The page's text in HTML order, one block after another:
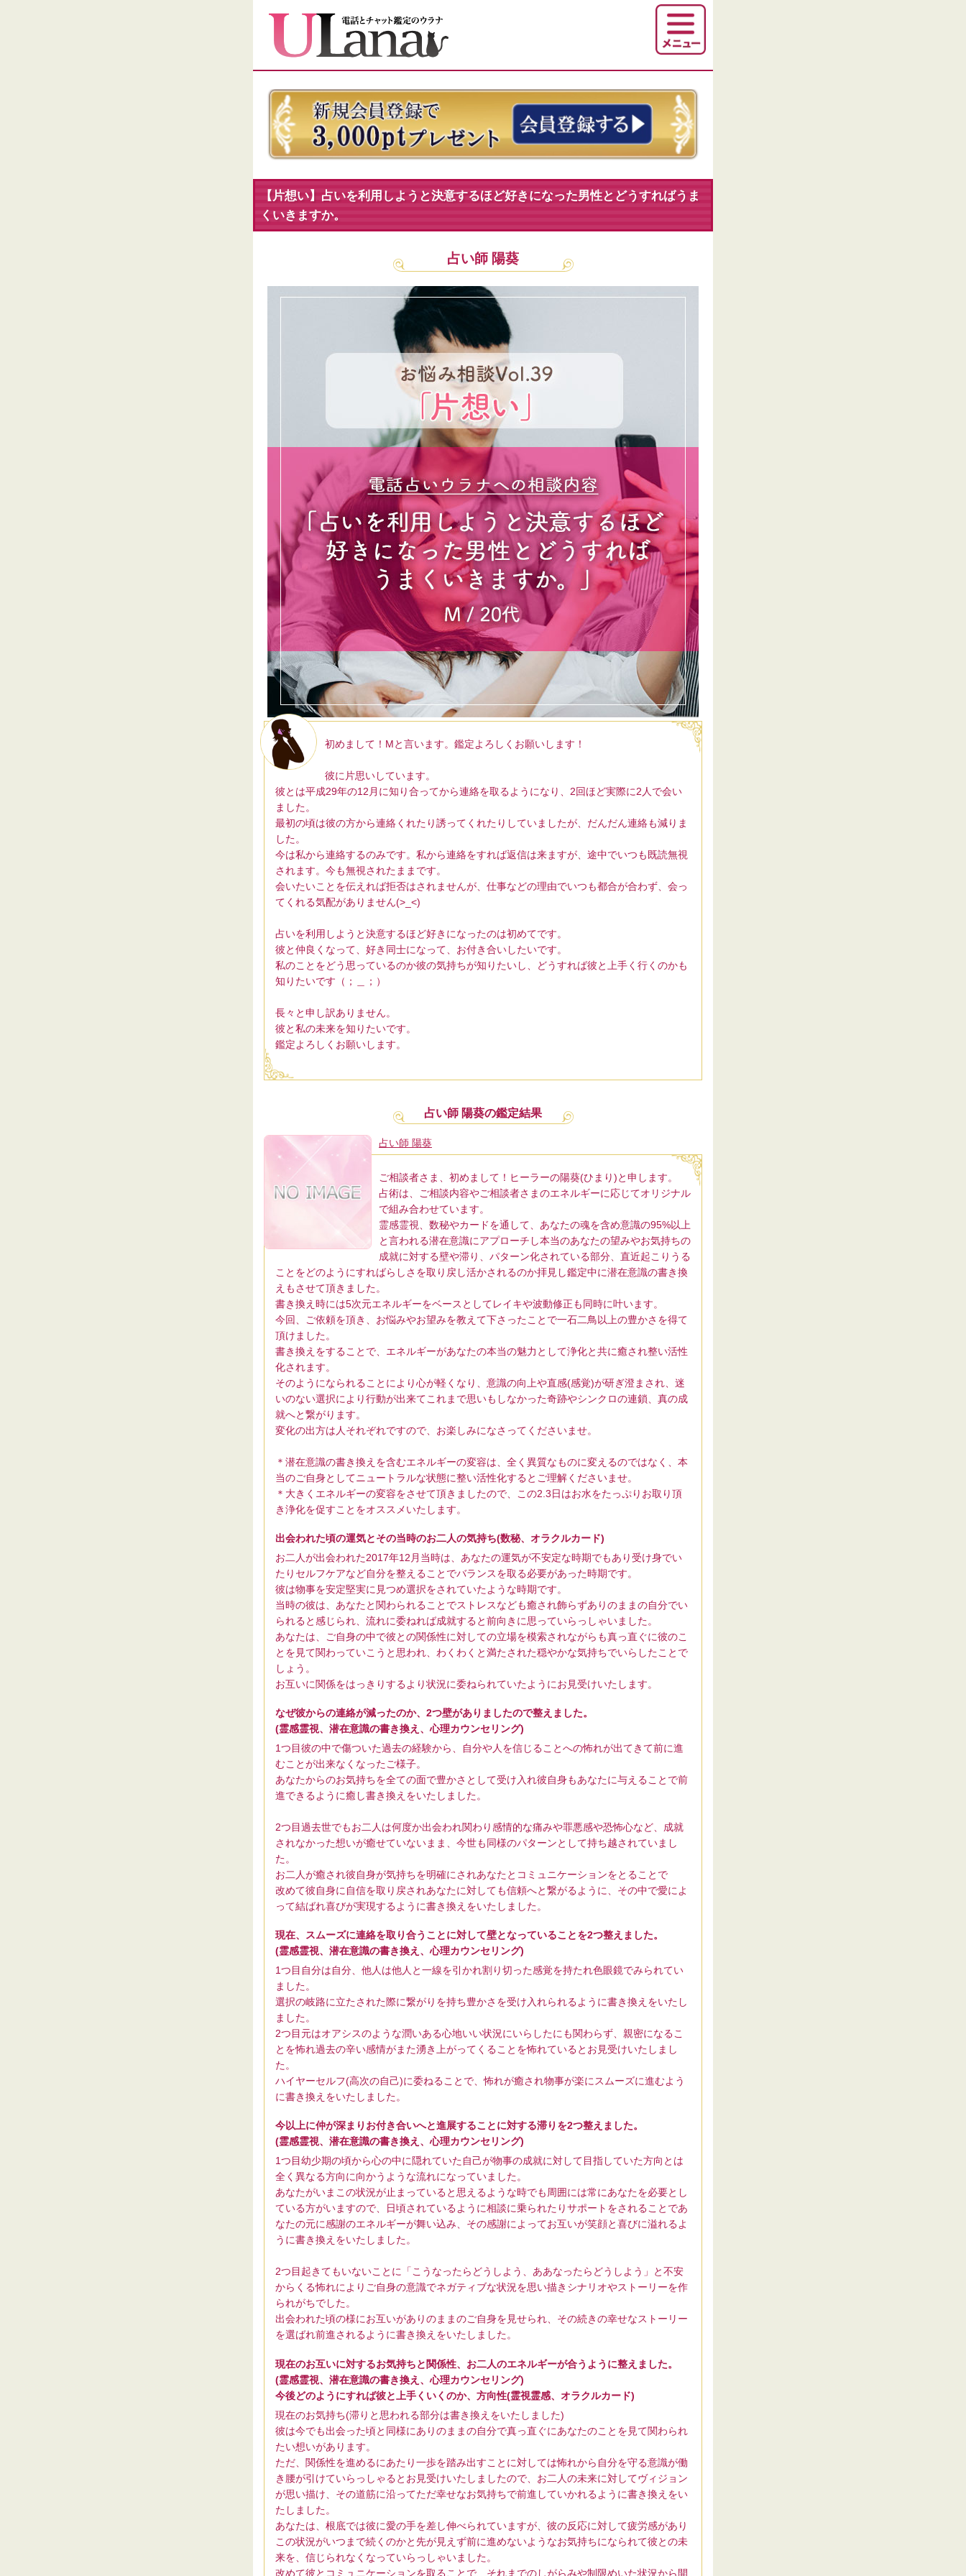
【片想い】占いを利用しようと決意するほど好きになった男性とどうすればうま
くいきますか。
占い師 陽葵
初めまして！Mと言います。鑑定よろしくお願いします！
彼に片思いしています。
彼とは平成29年の12月に知り合ってから連絡を取るようになり、2回ほど実際に2人で会い
ました。
最初の頃は彼の方から連絡くれたり誘ってくれたりしていましたが、だんだん連絡も減りま
した。
今は私から連絡するのみです。私から連絡をすれば返信は来ますが、途中でいつも既読無視
されます。今も無視されたままです。
会いたいことを伝えれば拒否はされませんが、仕事などの理由でいつも都合が合わず、会っ
てくれる気配がありません(>_<)
占いを利用しようと決意するほど好きになったのは初めてです。
彼と仲良くなって、好き同士になって、お付き合いしたいです。
私のことをどう思っているのか彼の気持ちが知りたいし、どうすれば彼と上手く行くのかも
知りたいです（；＿；）
長々と申し訳ありません。
彼と私の未来を知りたいです。
鑑定よろしくお願いします。
占い師 陽葵の鑑定結果
占い師 陽葵
ご相談者さま、初めまして！ヒーラーの陽葵(ひまり)と申します。
占術は、ご相談内容やご相談者さまのエネルギーに応じてオリジナル
で組み合わせています。
霊感霊視、数秘やカードを通して、あなたの魂を含め意識の95%以上
と言われる潜在意識にアプローチし本当のあなたの望みやお気持ちの
成就に対する壁や滞り、パターン化されている部分、直近起こりうる
ことをどのようにすればらしさを取り戻し活かされるのか拝見し鑑定中に潜在意識の書き換
えもさせて頂きました。
書き換え時には5次元エネルギーをベースとしてレイキや波動修正も同時に叶います。
今回、ご依頼を頂き、お悩みやお望みを教えて下さったことで一石二鳥以上の豊かさを得て
頂けました。
書き換えをすることで、エネルギーがあなたの本当の魅力として浄化と共に癒され整い活性
化されます。
そのようになられることにより心が軽くなり、意識の向上や直感(感覚)が研ぎ澄まされ、迷
いのない選択により行動が出来てこれまで思いもしなかった奇跡やシンクロの連鎖、真の成
就へと繋がります。
変化の出方は人それぞれですので、お楽しみになさってくださいませ。
＊潜在意識の書き換えを含むエネルギーの変容は、全く異質なものに変えるのではなく、本
当のご自身としてニュートラルな状態に整い活性化するとご理解くださいませ。
＊大きくエネルギーの変容をさせて頂きましたので、この2.3日はお水をたっぷりお取り頂
き浄化を促すことをオススメいたします。
出会われた頃の運気とその当時のお二人の気持ち(数秘、オラクルカード)
お二人が出会われた2017年12月当時は、あなたの運気が不安定な時期でもあり受け身でい
たりセルフケアなど自分を整えることでバランスを取る必要があった時期です。
彼は物事を安定堅実に見つめ選択をされていたような時期です。
当時の彼は、あなたと関わられることでストレスなども癒され飾らずありのままの自分でい
られると感じられ、流れに委ねれば成就すると前向きに思っていらっしゃいました。
あなたは、ご自身の中で彼との関係性に対しての立場を模索されながらも真っ直ぐに彼のこ
とを見て関わっていこうと思われ、わくわくと満たされた穏やかな気持ちでいらしたことで
しょう。
お互いに関係をはっきりするより状況に委ねられていたようにお見受けいたします。
なぜ彼からの連絡が減ったのか、2つ壁がありましたので整えました。
(霊感霊視、潜在意識の書き換え、心理カウンセリング)
1つ目彼の中で傷ついた過去の経験から、自分や人を信じることへの怖れが出てきて前に進
むことが出来なくなったご様子。
あなたからのお気持ちを全ての面で豊かさとして受け入れ彼自身もあなたに与えることで前
進できるように癒し書き換えをいたしました。
2つ目過去世でもお二人は何度か出会われ関わり感情的な痛みや罪悪感や恐怖心など、成就
されなかった想いが癒せていないまま、今世も同様のパターンとして持ち越されていまし
た。
お二人が癒され彼自身が気持ちを明確にされあなたとコミュニケーションをとることで
改めて彼自身に自信を取り戻されあなたに対しても信頼へと繋がるように、その中で愛によ
って結ばれ喜びが実現するように書き換えをいたしました。
現在、スムーズに連絡を取り合うことに対して壁となっていることを2つ整えました。
(霊感霊視、潜在意識の書き換え、心理カウンセリング)
1つ目自分は自分、他人は他人と一線を引かれ割り切った感覚を持たれ色眼鏡でみられてい
ました。
選択の岐路に立たされた際に繋がりを持ち豊かさを受け入れられるように書き換えをいたし
ました。
2つ目元はオアシスのような潤いある心地いい状況にいらしたにも関わらず、親密になるこ
とを怖れ過去の辛い感情がまた湧き上がってくることを怖れているとお見受けいたしまし
た。
ハイヤーセルフ(高次の自己)に委ねることで、怖れが癒され物事が楽にスムーズに進むよう
に書き換えをいたしました。
今以上に仲が深まりお付き合いへと進展することに対する滞りを2つ整えました。
(霊感霊視、潜在意識の書き換え、心理カウンセリング)
1つ目幼少期の頃から心の中に隠れていた自己が物事の成就に対して目指していた方向とは
全く異なる方向に向かうような流れになっていました。
あなたがいまこの状況が止まっていると思えるような時でも周囲には常にあなたを必要とし
ている方がいますので、日頃されているように相談に乗られたりサポートをされることであ
なたの元に感謝のエネルギーが舞い込み、その感謝によってお互いが笑顔と喜びに溢れるよ
うに書き換えをいたしました。
2つ目起きてもいないことに「こうなったらどうしよう、ああなったらどうしよう」と不安
からくる怖れによりご自身の意識でネガティブな状況を思い描きシナリオやストーリーを作
られがちでした。
出会われた頃の様にお互いがありのままのご自身を見せられ、その続きの幸せなストーリー
を選ばれ前進されるように書き換えをいたしました。
現在のお互いに対するお気持ちと関係性、お二人のエネルギーが合うように整えました。
(霊感霊視、潜在意識の書き換え、心理カウンセリング)
今後どのようにすれば彼と上手くいくのか、方向性(霊視霊感、オラクルカード)
現在のお気持ち(滞りと思われる部分は書き換えをいたしました)
彼は今でも出会った頃と同様にありのままの自分で真っ直ぐにあなたのことを見て関わられ
たい想いがあります。
ただ、関係性を進めるにあたり一歩を踏み出すことに対しては怖れから自分を守る意識が働
き腰が引けていらっしゃるとお見受けいたしましたので、お二人の未来に対してヴィジョン
が思い描け、その道筋に沿ってただ幸せなお気持ちで前進していかれるように書き換えをい
たしました。
あなたは、根底では彼に愛の手を差し伸べられていますが、彼の反応に対して疲労感があり
この状況がいつまで続くのかと先が見えず前に進めないようなお気持ちになられて彼との未
来を、信じられなくなっていらっしゃいました。
改めて彼とコミュニケーションを取ることで、それまでのしがらみや制限めいた状況から開